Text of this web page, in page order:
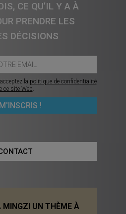
CE QU’IL Y A À
PRENDRE LES
DÉCISIONS
la politique de confidentialité
ce site Web.
MINGZI UN THÈME À